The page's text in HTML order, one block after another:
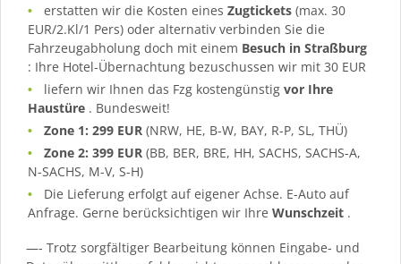
erstatten wir die Kosten einesZugtickets(max. 30
EUR/2.Kl/1 Pers) oder alternativ verbinden Sie die
Fahrzeugabholung doch mit einem Besuch in Straßburg
: Ihre Hotel-Übernachtung bezuschussen wir mit 30 EUR
liefern wir Ihnen das Fzg kostengünstigvor Ihre
Haustüre . Bundesweit!
Zone 1: 299 EUR (NRW, HE, B-W, BAY, R-P, SL, THÜ)
Zone 2: 399 EUR (BB, BER, BRE, HH, SACHS, SACHS-A,
N-SACHS, M-V, S-H)
Die Lieferung erfolgt auf eigener Achse. E-Auto auf
Anfrage. Gerne berücksichtigen wir Ihre Wunschzeit .
—- Trotz sorgfältiger Bearbeitung können Eingabe- und